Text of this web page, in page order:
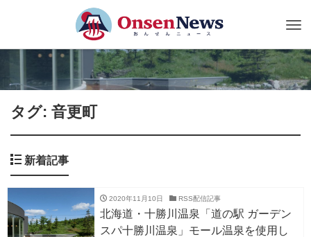
タグ: 音更町
新着記事
2020年11月10日 RSS配信記事
北海道・十勝川温泉「道の駅 ガーデン
スパ十勝川温泉」モール温泉を使用し